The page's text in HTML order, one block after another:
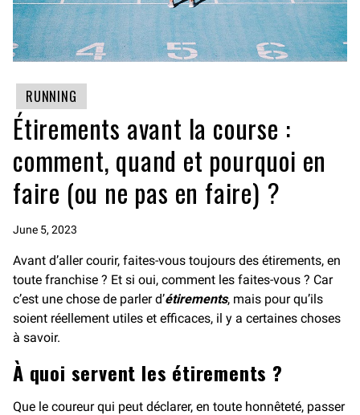
RUNNING
Étirements avant la course :
comment, quand et pourquoi en
faire (ou ne pas en faire) ?
June 5, 2023
Avant d’aller courir, faites-vous toujours des étirements, en
toute franchise ? Et si oui, comment les faites-vous ? Car
c’est une chose de parler d’étirements, mais pour qu’ils
soient réellement utiles et efficaces, il y a certaines choses
à savoir.
À quoi servent les étirements ?
Que le coureur qui peut déclarer, en toute honnêteté, passer